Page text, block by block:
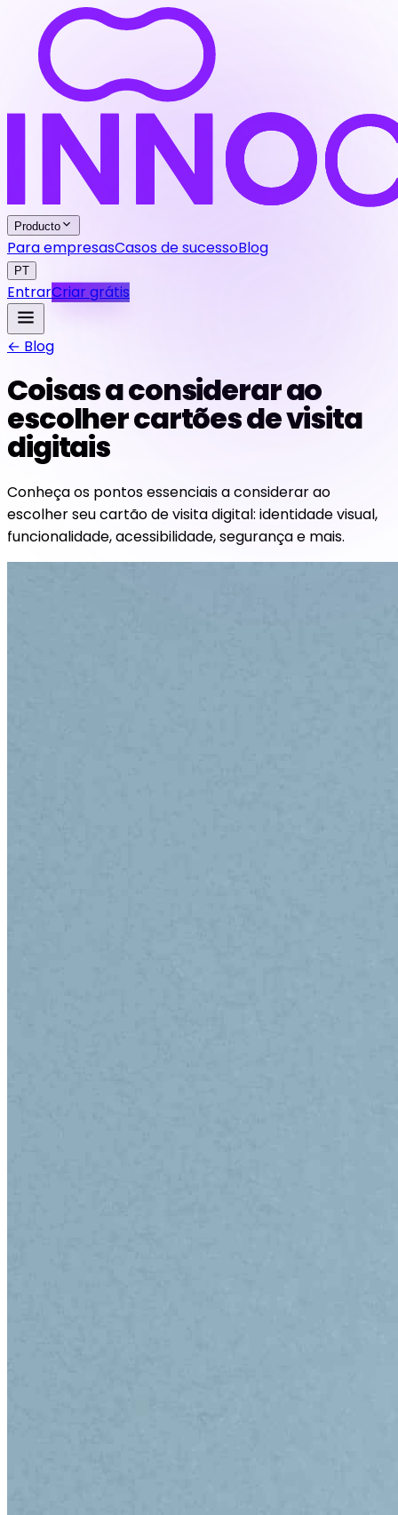
Producto
Para empresasCasos de sucessoBlog
PT
EntrarCriar grátis
← Blog
Coisas a considerar ao
escolher cartões de visita
digitais
Conheça os pontos essenciais a considerar ao
escolher seu cartão de visita digital: identidade visual,
funcionalidade, acessibilidade, segurança e mais.